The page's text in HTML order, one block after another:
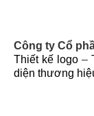
Công ty Cổ
Thiết kế logo –
diện thương